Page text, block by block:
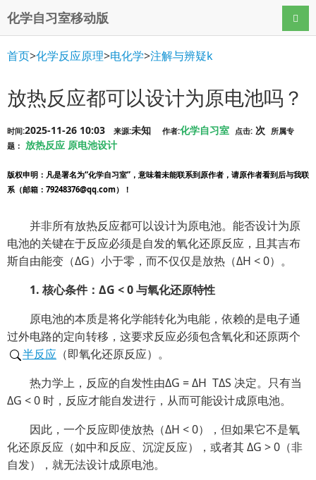
化学自习室移动版 导航
首页>化学反应原理>电化学>注解与辨疑k
放热反应都可以设计为原电池吗？
时间:2025-11-26 10:03 来源:未知 作者:化学自习室 点击: 次
所属专
题： 放热反应 原电池设计
版权申明 ：凡是署名为“化学自习室”，意味着未能联系到原作者，请原作者看到后与我联
系（邮箱：79248376@qq.com）！
并非所有放热反应都可以设计为原电池。能否设计为原
电池的关键在于反应必须是自发的氧化还原反应，且其吉布
斯自由能变（ΔG）小于零，而不仅仅是放热（ΔH < 0）。
1. 核心条件：ΔG < 0 与氧化还原特性
原电池的本质是将化学能转化为电能，依赖的是电子通
过外电路的定向转移，这要求反应必须包含氧化和还原两个
半反应 （即氧化还原反应）。
热力学上，反应的自发性由ΔG = ΔH TΔS 决定。只有当
ΔG < 0 时，反应才能自发进行，从而可能设计成原电池。
因此，一个反应即使放热（ΔH < 0），但如果它不是氧
化还原反应（如中和反应、沉淀反应），或者其 ΔG > 0（非
自发），就无法设计成原电池。